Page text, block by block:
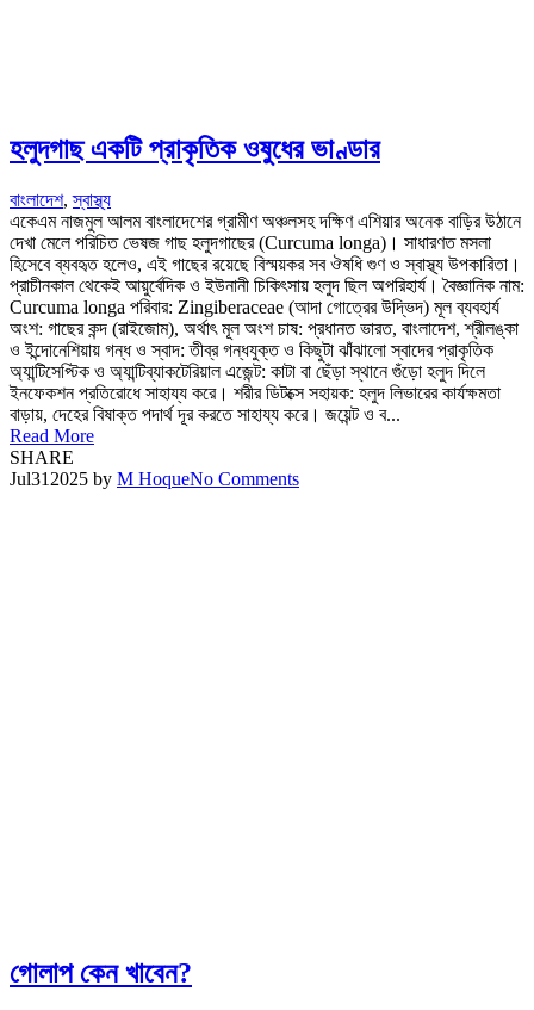
হলুদগাছ একটি প্রাকৃতিক ওষুধের ভাণ্ডার
বাংলাদেশ,স্বাস্থ্য
একেএম নাজমুল আলম বাংলাদেশের গ্রামীণ অঞ্চলসহ দক্ষিণ এশিয়ার অনেক বাড়ির উঠানে
দেখা মেলে পরিচিত ভেষজ গাছ হলুদগাছের (Curcuma longa)। সাধারণত মসলা
হিসেবে ব্যবহৃত হলেও, এই গাছের রয়েছে বিস্ময়কর সব ঔষধি গুণ ও স্বাস্থ্য উপকারিতা।
প্রাচীনকাল থেকেই আয়ুর্বেদিক ও ইউনানী চিকিৎসায় হলুদ ছিল অপরিহার্য। বৈজ্ঞানিক নাম:
Curcuma longa পরিবার: Zingiberaceae (আদা গোত্রের উদ্ভিদ) মূল ব্যবহার্য
অংশ: গাছের কন্দ (রাইজোম), অর্থাৎ মূল অংশ চাষ: প্রধানত ভারত, বাংলাদেশ, শ্রীলঙ্কা
ও ইন্দোনেশিয়ায় গন্ধ ও স্বাদ: তীব্র গন্ধযুক্ত ও কিছুটা ঝাঁঝালো স্বাদের প্রাকৃতিক
অ্যান্টিসেপ্টিক ও অ্যান্টিব্যাকটেরিয়াল এজেন্ট: কাটা বা ছেঁড়া স্থানে গুঁড়ো হলুদ দিলে
ইনফেকশন প্রতিরোধে সাহায্য করে। শরীর ডিটক্সে সহায়ক: হলুদ লিভারের কার্যক্ষমতা
বাড়ায়, দেহের বিষাক্ত পদার্থ দূর করতে সাহায্য করে। জয়েন্ট ও ব...
Read More
SHARE
Jul31 2025 by M HoqueNo Comments
গোলাপ কেন খাবেন?